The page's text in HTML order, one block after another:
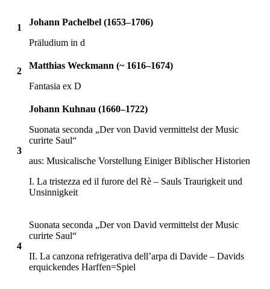
1
Johann Pachelbel (1653–1706)
Präludium in d
2
Matthias Weckmann (~ 1616–1674)
Fantasia ex D
3
Johann Kuhnau (1660–1722)
Suonata seconda „Der von David vermittelst der Music
curirte Saul“
aus: Musicalische Vorstellung Einiger Biblischer Historien
I. La tristezza ed il furore del Rè – Sauls Traurigkeit und
Unsinnigkeit
4
Suonata seconda „Der von David vermittelst der Music
curirte Saul“
II. La canzona refrigerativa dell’arpa di Davide – Davids
erquickendes Harffen=Spiel